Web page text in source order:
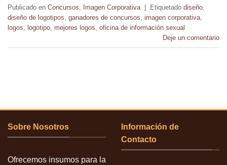
Publicado en Concursos, Imagen Corporativa Etiquetado diseño,
diseño de logotipos, ganadores de concursos, imagen corporativa,
logos, logotipo, mejores logos, oficina de información sexual
Deje un comentario
Sobre Nosotros
Ofrecemos insumos para la
Información de
Contacto